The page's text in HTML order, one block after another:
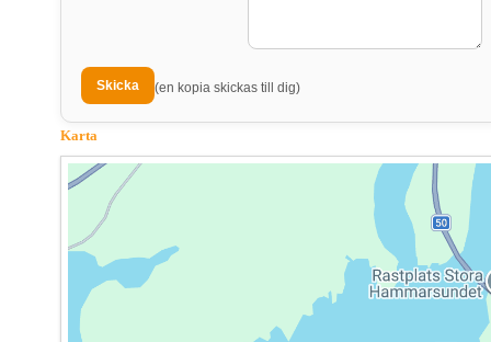
(en kopia skickas till dig)
Karta